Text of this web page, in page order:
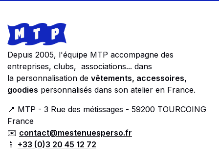
Footer
Store information
Depuis 2005, l'équipe MTP accompagne des
entreprises, clubs, associations... dans
la personnalisation de vêtements, accessoires,
goodies personnalisés dans son atelier en France.
📍 MTP - 3 Rue des métissages - 59200 TOURCOING
France
✉️ contact@mestenuesperso.fr
📱 +33 (0)3 20 45 12 72